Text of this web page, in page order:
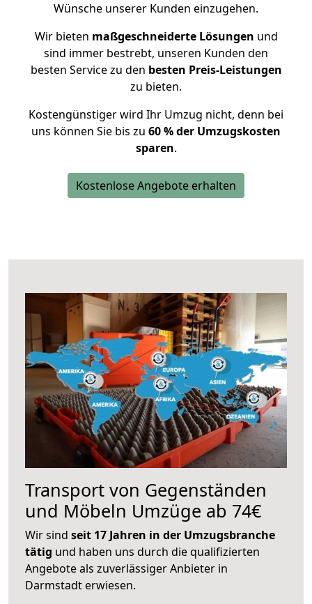
Wünsche unserer Kunden einzugehen.
Wir bieten maßgeschneiderte Lösungen und
sind immer bestrebt, unseren Kunden den
besten Service zu den besten Preis-Leistungen
zu bieten.
Kostengünstiger wird Ihr Umzug nicht, denn bei
uns können Sie bis zu 60 % der Umzugskosten
sparen.
Kostenlose Angebote erhalten
Transport von Gegenständen
und Möbeln Umzüge ab 74€
Wir sind seit 17 Jahren in der Umzugsbranche
tätig und haben uns durch die qualifizierten
Angebote als zuverlässiger Anbieter in
Darmstadt erwiesen.